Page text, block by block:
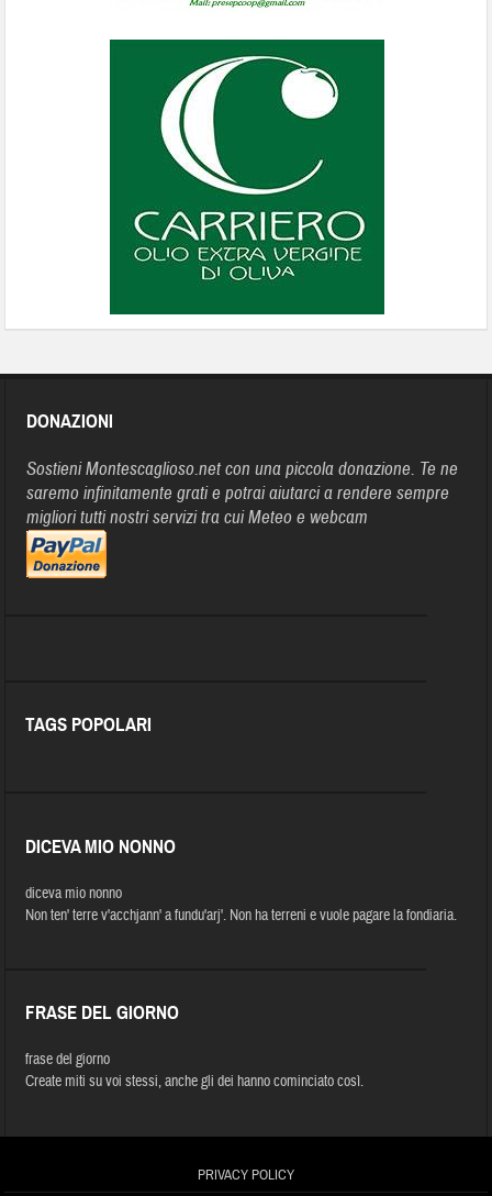
DONAZIONI
Sostieni Montescaglioso.net con una piccola donazione. Te ne
saremo infinitamente grati e potrai aiutarci a rendere sempre
migliori tutti nostri servizi tra cui Meteo e webcam
TAGS POPOLARI
DICEVA MIO NONNO
diceva mio nonno
Non ten' terre v'acchjann' a fundu'arj'. Non ha terreni e vuole pagare la fondiaria.
FRASE DEL GIORNO
frase del giorno
Create miti su voi stessi, anche gli dei hanno cominciato così.
PRIVACY POLICY